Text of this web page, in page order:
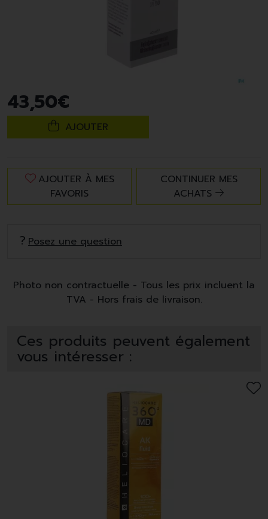
43,50€
AJOUTER
AJOUTER À MES
FAVORIS
CONTINUER MES
ACHATS
Posez une question
Photo non contractuelle - Tous les prix incluent la
TVA - Hors frais de livraison.
Ces produits peuvent également
vous intéresser :